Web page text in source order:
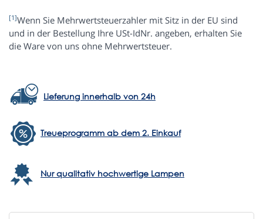
[1]Wenn Sie Mehrwertsteuerzahler mit Sitz in der EU sind
und in der Bestellung Ihre USt-IdNr. angeben, erhalten Sie
die Ware von uns ohne Mehrwertsteuer.
Lieferung innerhalb von 24h
Treueprogramm ab dem 2. Einkauf
Nur qualitativ hochwertige Lampen